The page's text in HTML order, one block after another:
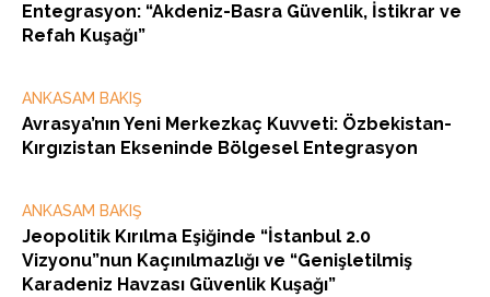
Entegrasyon: “Akdeniz-Basra Güvenlik, İstikrar ve
Refah Kuşağı”
ANKASAM BAKIŞ
Avrasya’nın Yeni Merkezkaç Kuvveti: Özbekistan-
Kırgızistan Ekseninde Bölgesel Entegrasyon
ANKASAM BAKIŞ
Jeopolitik Kırılma Eşiğinde “İstanbul 2.0
Vizyonu”nun Kaçınılmazlığı ve “Genişletilmiş
Karadeniz Havzası Güvenlik Kuşağı”